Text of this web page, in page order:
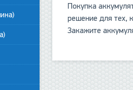
Покупка
решение для тех,
Закажите